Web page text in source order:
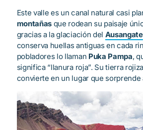
Este valle es un canal natural casi
montañas que rodean su paisaje
gracias a la glaciación del Ausangate
conserva huellas antiguas en cada
pobladores lo llaman Puka Pampa,
significa “llanura roja”. Su tierra
convierte en un lugar que sorprende